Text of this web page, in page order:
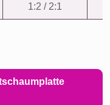
1:2 / 2:1